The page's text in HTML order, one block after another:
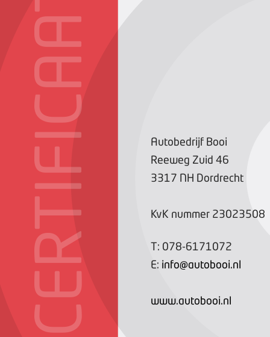
CERTIFICAAT
Autobedrijf Booi
Reeweg Zuid 46
3317 NH Dordrecht
KvK nummer 23023508
T: 078-6171072
E: info@autobooi.nl
www.autobooi.nl